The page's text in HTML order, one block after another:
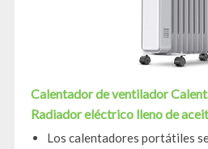
Calentador de ventilador
Radiador eléctrico lleno de
Los calentadores portátiles